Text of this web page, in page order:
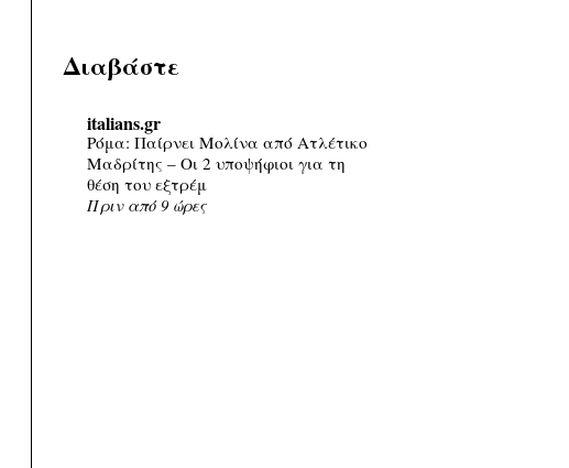
Διαβάστε
italians.gr
Ρόμα: Παίρνει Μολίνα από Ατλέτικο
Μαδρίτης – Οι 2 υποψήφιοι για τη
θέση του εξτρέμ
Πριν από 9 ώρες